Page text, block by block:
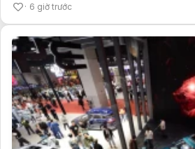
6 giờ trước